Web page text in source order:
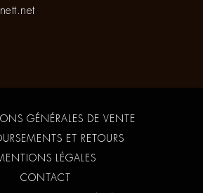
GÉNÉRALES DE VENTE
ET RETOURS
LÉGALES
CONTACT